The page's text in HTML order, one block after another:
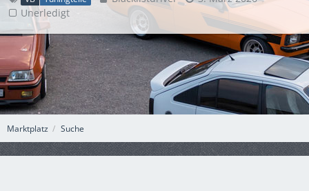
Marktplatz Suche
Unerledigt